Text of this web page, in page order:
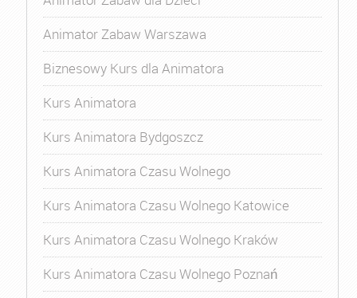
Animator Zabaw Warszawa
Biznesowy Kurs dla Animatora
Kurs Animatora
Kurs Animatora Bydgoszcz
Kurs Animatora Czasu Wolnego
Kurs Animatora Czasu Wolnego Katowice
Kurs Animatora Czasu Wolnego Kraków
Kurs Animatora Czasu Wolnego Poznań